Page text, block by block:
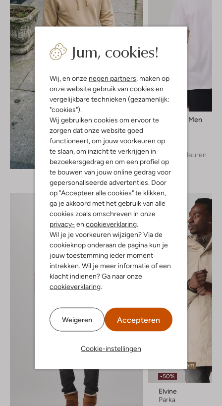
Jum, cookies!
Wij, en onze negen partners, maken op
onze website gebruik van cookies en
vergelijkbare technieken (gezamenlijk:
"cookies").
Wij gebruiken cookies om ervoor te
zorgen dat onze website goed
functioneert, om jouw voorkeuren op
te slaan, om inzicht te verkrijgen in
bezoekersgedrag en om een profiel op
te bouwen van jouw online gedrag voor
gepersonaliseerde advertenties. Door
op "Accepteer alle cookies" te klikken,
ga je akkoord met het gebruik van alle
cookies zoals omschreven in onze
privacy- en cookieverklaring.
Wil je je voorkeuren wijzigen? Via de
cookieknop onderaan de pagina kun je
jouw toestemming ieder moment
intrekken. Wil je meer informatie of een
klacht indienen? Ga naar onze
cookieverklaring.
Weigeren Accepteren
Cookie-instellingen
Ontdek de look
Selected Men
+ meer kleuren
Laatste item
-50%
Elvine
Parka